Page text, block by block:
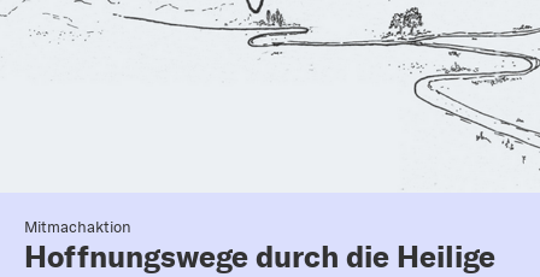
Mitmachaktion
Hoffnungswege durch die Heilige